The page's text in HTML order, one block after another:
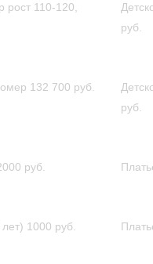
рост 110-120,
руб.
132 700 руб.
руб.
руб.
1000 руб.